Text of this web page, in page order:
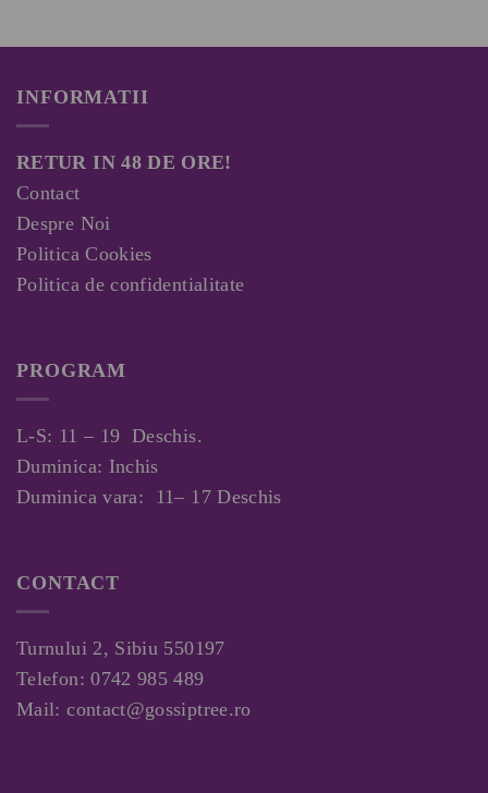
INFORMATII
RETUR IN 48 DE ORE!
Contact
Despre Noi
Politica Cookies
Politica de confidentialitate
PROGRAM
L-S: 11 – 19 Deschis.
Duminica: Inchis
Duminica vara: 11– 17 Deschis
CONTACT
Turnului 2, Sibiu 550197
Telefon:0742 985 489
Mail:contact@gossiptree.ro